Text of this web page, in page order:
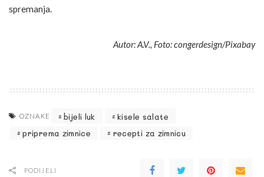
spremanja.
Autor: A.V., Foto: congerdesign/Pixabay
OZNAKE bijeli luk
kisele salate
priprema zimnice
recepti za zimnicu
PODIJELI